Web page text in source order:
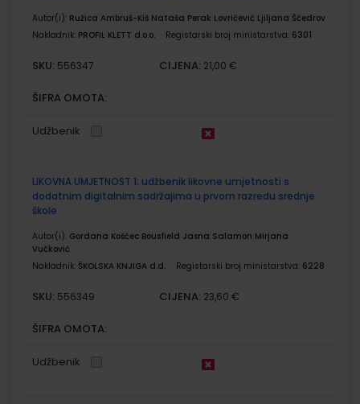
Autor(i): Ružica Ambruš-Kiš Nataša Perak Lovričević Ljiljana Ščedrov
Nakladnik: PROFIL KLETT d.o.o. Registarski broj ministarstva: 6301
SKU: 556347 CIJENA: 21,00 €
ŠIFRA OMOTA:
Udžbenik
LIKOVNA UMJETNOST 1; udžbenik likovne umjetnosti s
dodatnim digitalnim sadržajima u prvom razredu srednje
škole
Autor(i): Gordana Košćec Bousfield Jasna Salamon Mirjana
Vučković
Nakladnik: ŠKOLSKA KNJIGA d.d. Registarski broj ministarstva: 6228
SKU: 556349 CIJENA: 23,60 €
ŠIFRA OMOTA:
Udžbenik